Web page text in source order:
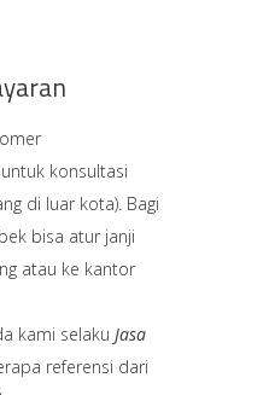
konsultasi
di luar kota). Bagi
bisa atur janji
atau ke kantor
kami selaku Jasa
referensi dari